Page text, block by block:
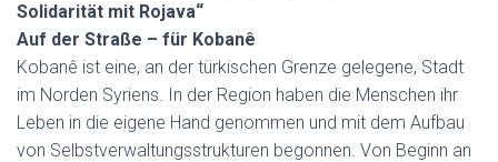
Solidarität mit Rojava“
Auf der Straße – für Kobanê
Kobanê ist eine, an der türkischen Grenze gelegene, Stadt
im Norden Syriens. In der Region haben die Menschen ihr
Leben in die eigene Hand genommen und mit dem Aufbau
von Selbstverwaltungsstrukturen begonnen. Von Beginn an